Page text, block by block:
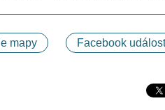
mapy Facebook